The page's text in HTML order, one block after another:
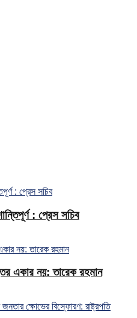
: প্রেস সচিব
একার নয়: তারেক রহমান